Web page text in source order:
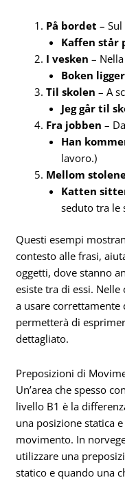
På bordet –
Kaffen står
I vesken –
Boken
Til skolen – A
Jeg går til
Fra jobben –
Han
lavoro.)
Mellom
Katten
seduto tra le
Questi esempi
contesto alle frasi,
oggetti, dove stanno
esiste tra di essi.
a usare
permetterà di
dettagliato.
Preposizioni di
Un’area che spesso
livello B1 è la
una posizione statica
movimento. In
utilizzare una
statico e quando una